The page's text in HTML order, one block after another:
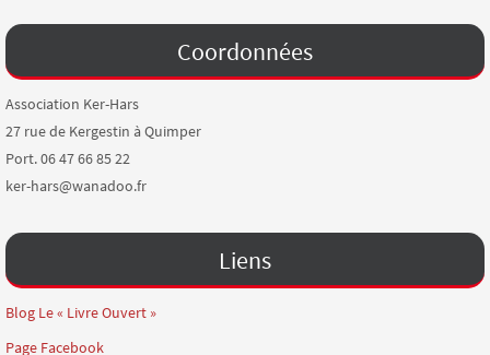
Coordonnées
Association Ker-Hars
27 rue de Kergestin à Quimper
Port. 06 47 66 85 22
ker-hars@wanadoo.fr
Liens
Blog Le « Livre Ouvert »
Page Facebook